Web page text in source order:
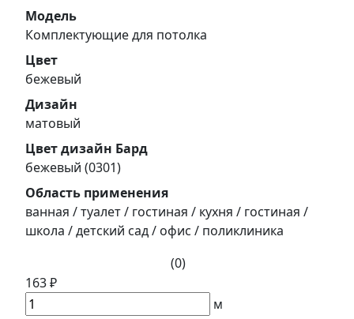
Модель
Комплектующие для потолка
Цвет
бежевый
Дизайн
матовый
Цвет дизайн Бард
бежевый (0301)
Область применения
ванная / туалет / гостиная / кухня / гостиная /
школа / детский сад / офис / поликлиника
(0)
163 ₽
м